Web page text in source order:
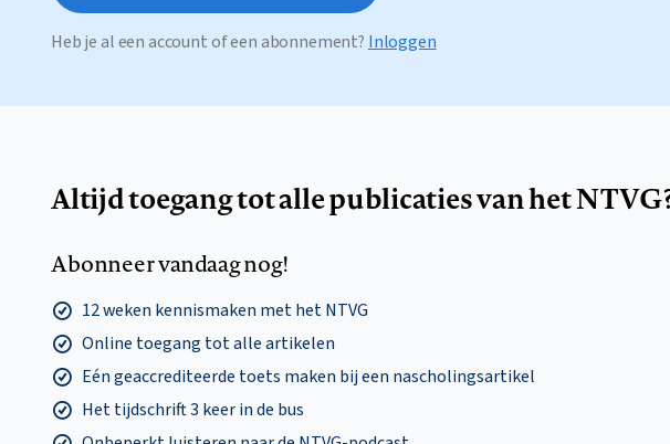
Heb je al een account of een abonnement? Inloggen
Altijd toegang tot alle publicaties van het
Abonneer vandaag nog!
12 weken kennismaken met het NTVG
Online toegang tot alle artikelen
Eén geaccrediteerde toets maken bij een nascholingsartikel
Het tijdschrift 3 keer in de bus